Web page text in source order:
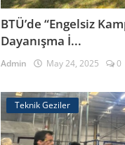
BTÜ’de “Engelsiz
Dayanışma İ...
Admin May 24, 2025 0
Teknik Geziler